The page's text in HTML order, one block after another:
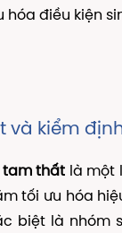
hóa điều kiện
và kiểm
tam thất là một
tối ưu hóa
biệt là nhóm